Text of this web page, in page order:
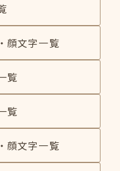
顔文字一覧
覧
覧
顔文字一覧